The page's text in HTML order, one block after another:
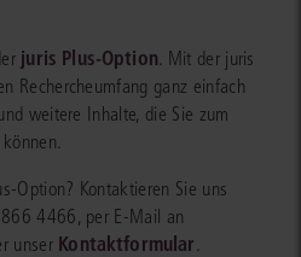
juris Plus-Option . Mit der juris
Rechercheumfang ganz einfach
weitere Inhalte, die Sie zum
Option? Kontaktieren Sie uns
4466, per E-Mail an
unser Kontaktformular